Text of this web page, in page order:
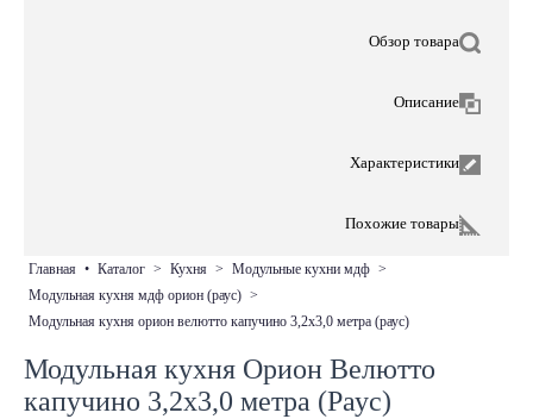
Обзор товара
Описание
Характеристики
Похожие товары
главная • каталог > кухня > модульные кухни мдф >
модульная кухня мдф орион (раус) >
модульная кухня орион велютто капучино 3,2х3,0 метра (раус)
Модульная кухня Орион Велютто
капучино 3,2х3,0 метра (Раус)